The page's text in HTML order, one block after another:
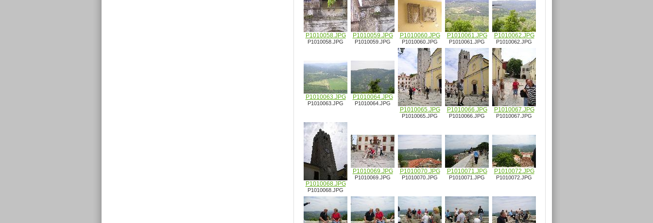
P1010058.JPG
P1010058.JPG
P1010059.JPG
P1010059.JPG
P1010060.JPG
P1010060.JPG
P1010061.JPG
P1010061.JPG
P1010062.JPG
P1010062.JPG
P1010063.JPG
P1010063.JPG
P1010064.JPG
P1010064.JPG
P1010065.JPG
P1010065.JPG
P1010066.JPG
P1010066.JPG
P1010067.JPG
P1010067.JPG
P1010068.JPG
P1010068.JPG
P1010069.JPG
P1010069.JPG
P1010070.JPG
P1010070.JPG
P1010071.JPG
P1010071.JPG
P1010072.JPG
P1010072.JPG